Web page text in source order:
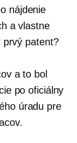
nájdenie
a vlastne
prvý patent?
a to bol
po oficiálny
úradu pre